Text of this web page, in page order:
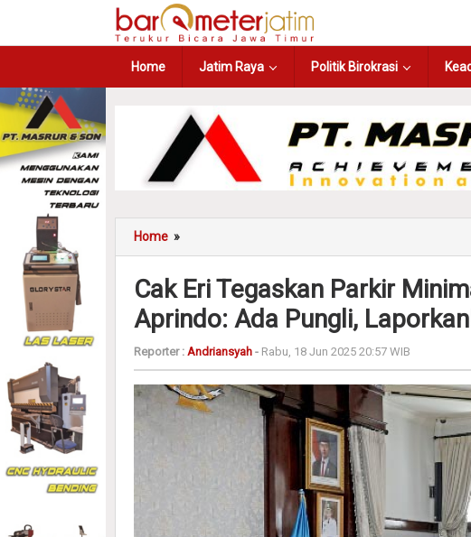
Home Jatim Raya Politik Birokrasi
Home »
Cak Eri Tegaskan Parkir
Aprindo: Ada Pungli,
Reporter : Andriansyah - Rabu, 18 Jun 2025 20:57 WIB